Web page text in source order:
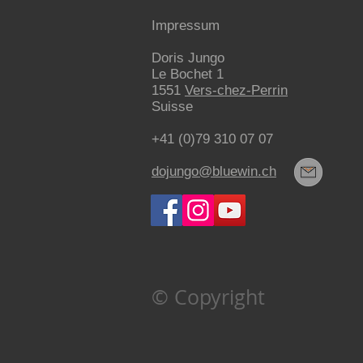
Impressum
Doris Jungo
Le Bochet 1
1551 Vers-chez-Perrin
Suisse
+41 (0)79 310 07 07
dojungo@bluewin.ch
© Copyright